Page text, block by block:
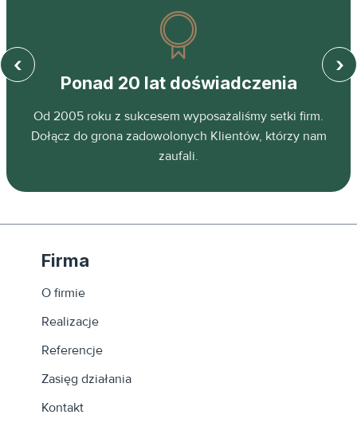
Ponad 20 lat doświadczenia
Od 2005 roku z sukcesem wyposażaliśmy setki firm.
Dołącz do grona zadowolonych Klientów, którzy nam
zaufali.
‹ ›
Firma
O firmie
Realizacje
Referencje
Zasięg działania
Kontakt